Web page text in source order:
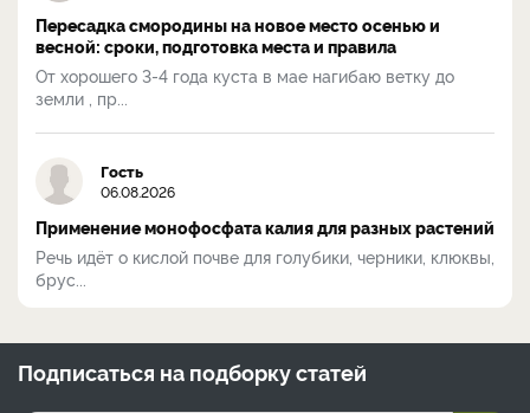
Пересадка смородины на новое место осенью и
весной: сроки, подготовка места и правила
От хорошего 3-4 года куста в мае нагибаю ветку до
земли , пр...
Гость
06.08.2026
Применение монофосфата калия для разных растений
Речь идёт о кислой почве для голубики, черники, клюквы,
брус...
Подписаться на подборку статей